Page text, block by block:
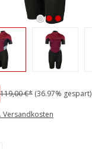
119,00 €* (36.97% gespart)
Versandkosten